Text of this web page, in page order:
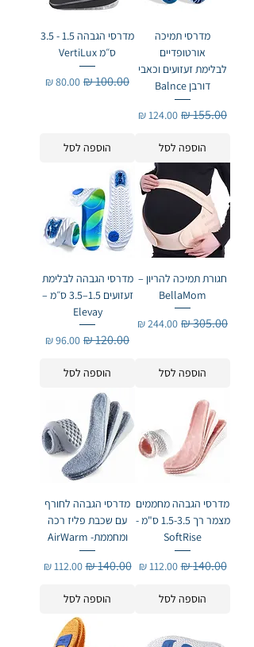
מדרסי תמיכה
אורטופדיים
לבלימת זעזועים וכאבי
דורבן Balnce
מחיר רגיל
מחיר מבצע
הוספה לסל
מדרסי הגבהה 1.5 - 3.5
ס״מ VertiLux
מחיר רגיל
מחיר מבצע
הוספה לסל
חגורת תמיכה להריון –
BellaMom
מחיר רגיל
מחיר מבצע
הוספה לסל
מדרסי הגבהה לבלימת
זעזועים 1.5–3.5 ס״מ –
Elevay
מחיר רגיל
מחיר מבצע
הוספה לסל
מדרסי הגבהה מחממים
מצמר רך 1.5-3.5 ס"מ -
SoftRise
מחיר רגיל‏140.00 ‏₪ מחיר מבצע‏112.00 ‏₪
הוספה לסל
מדרסי הגבהה לחורף
עם שכבת פליז רכה
ומחממת- AirWarm
מחיר רגיל‏140.00 ‏₪ מחיר מבצע‏112.00 ‏₪
הוספה לסל